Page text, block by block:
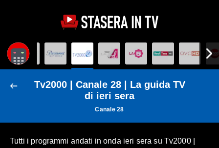
Tv2000 | Canale 28 | La guida TV
di ieri sera
Canale 28
Tutti i programmi andati in onda ieri sera su Tv2000 |